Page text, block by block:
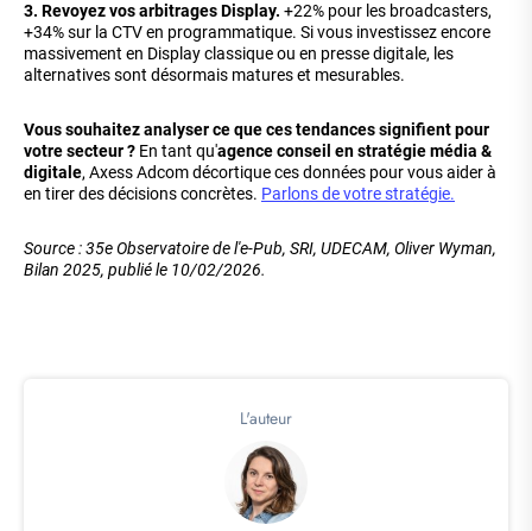
L'auteur
3. Revoyez vos arbitrages Display. +22% pour les broadcasters,
+34% sur la CTV en programmatique. Si vous investissez encore
massivement en Display classique ou en presse digitale, les
alternatives sont désormais matures et mesurables.
Vous souhaitez analyser ce que ces tendances signifient pour
votre secteur ? En tant qu'agence conseil en stratégie média &
digitale, Axess Adcom décortique ces données pour vous aider à
en tirer des décisions concrètes. Parlons de votre stratégie.
Source : 35e Observatoire de l'e-Pub, SRI, UDECAM, Oliver Wyman,
Bilan 2025, publié le 10/02/2026.